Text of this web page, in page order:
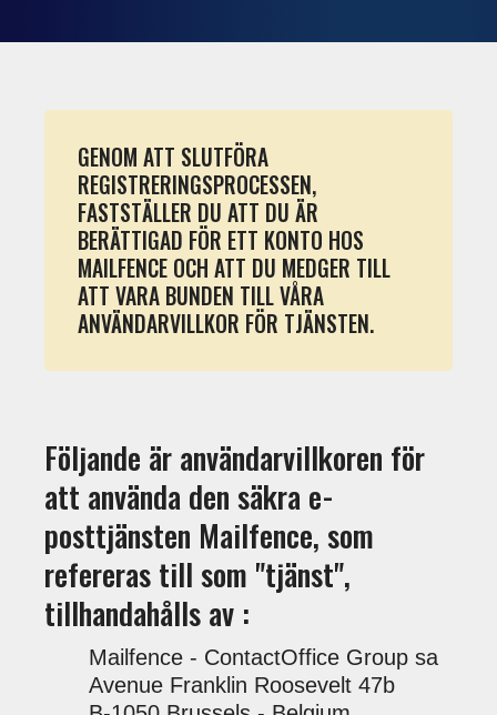
GENOM ATT SLUTFÖRA
REGISTRERINGSPROCESSEN,
FASTSTÄLLER DU ATT DU ÄR
BERÄTTIGAD FÖR ETT KONTO HOS
MAILFENCE OCH ATT DU MEDGER TILL
ATT VARA BUNDEN TILL VÅRA
ANVÄNDARVILLKOR FÖR TJÄNSTEN.
Följande är användarvillkoren för
att använda den säkra e-
posttjänsten Mailfence, som
refereras till som "tjänst",
tillhandahålls av :
Mailfence - ContactOffice Group sa
Avenue Franklin Roosevelt 47b